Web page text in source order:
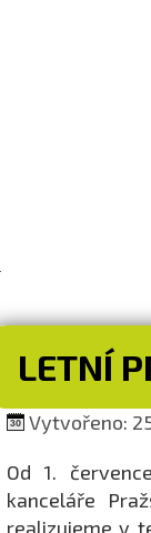
LETNÍ
Vytvořeno:
Od 1.
kanceláře
realizujeme v